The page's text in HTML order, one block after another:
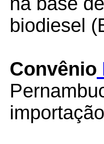
biodiesel
Convênio